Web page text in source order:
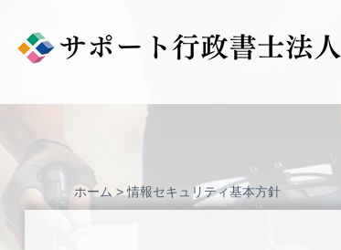
content
ホーム >情報セキュリティ基本方針